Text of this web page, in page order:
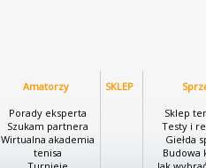
Amatorzy
Porady eksperta
Szukam partnera
Wirtualna akademia
tenisa
SKLEP
Sklep
Testy i
Giełda
Budowa